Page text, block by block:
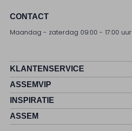
CONTACT
Maandag - zaterdag 09:00 - 17:00 uur
KLANTENSERVICE
ASSEMVIP
INSPIRATIE
ASSEM